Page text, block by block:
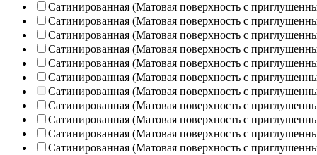
Сатинированная (Матовая поверхность с
Сатинированная (Матовая поверхность с
Сатинированная (Матовая поверхность с
Сатинированная (Матовая поверхность с
Сатинированная (Матовая поверхность с
Сатинированная (Матовая поверхность с
Сатинированная (Матовая поверхность с
Сатинированная (Матовая поверхность с
Сатинированная (Матовая поверхность с
Сатинированная (Матовая поверхность с
Сатинированная (Матовая поверхность с